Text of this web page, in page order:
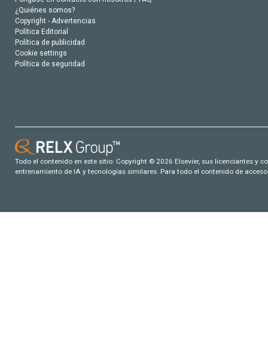
¿Quiénes somos?
Copyright - Advertencias
Política Editorial
Política de publicidad
Cookie settings
Política de seguridad
Todo el contenido en este sitio: Copyright © 2026 Elsevier, sus licenciantes y
entrenamiento de IA y tecnologías similares. Para todo el contenido de